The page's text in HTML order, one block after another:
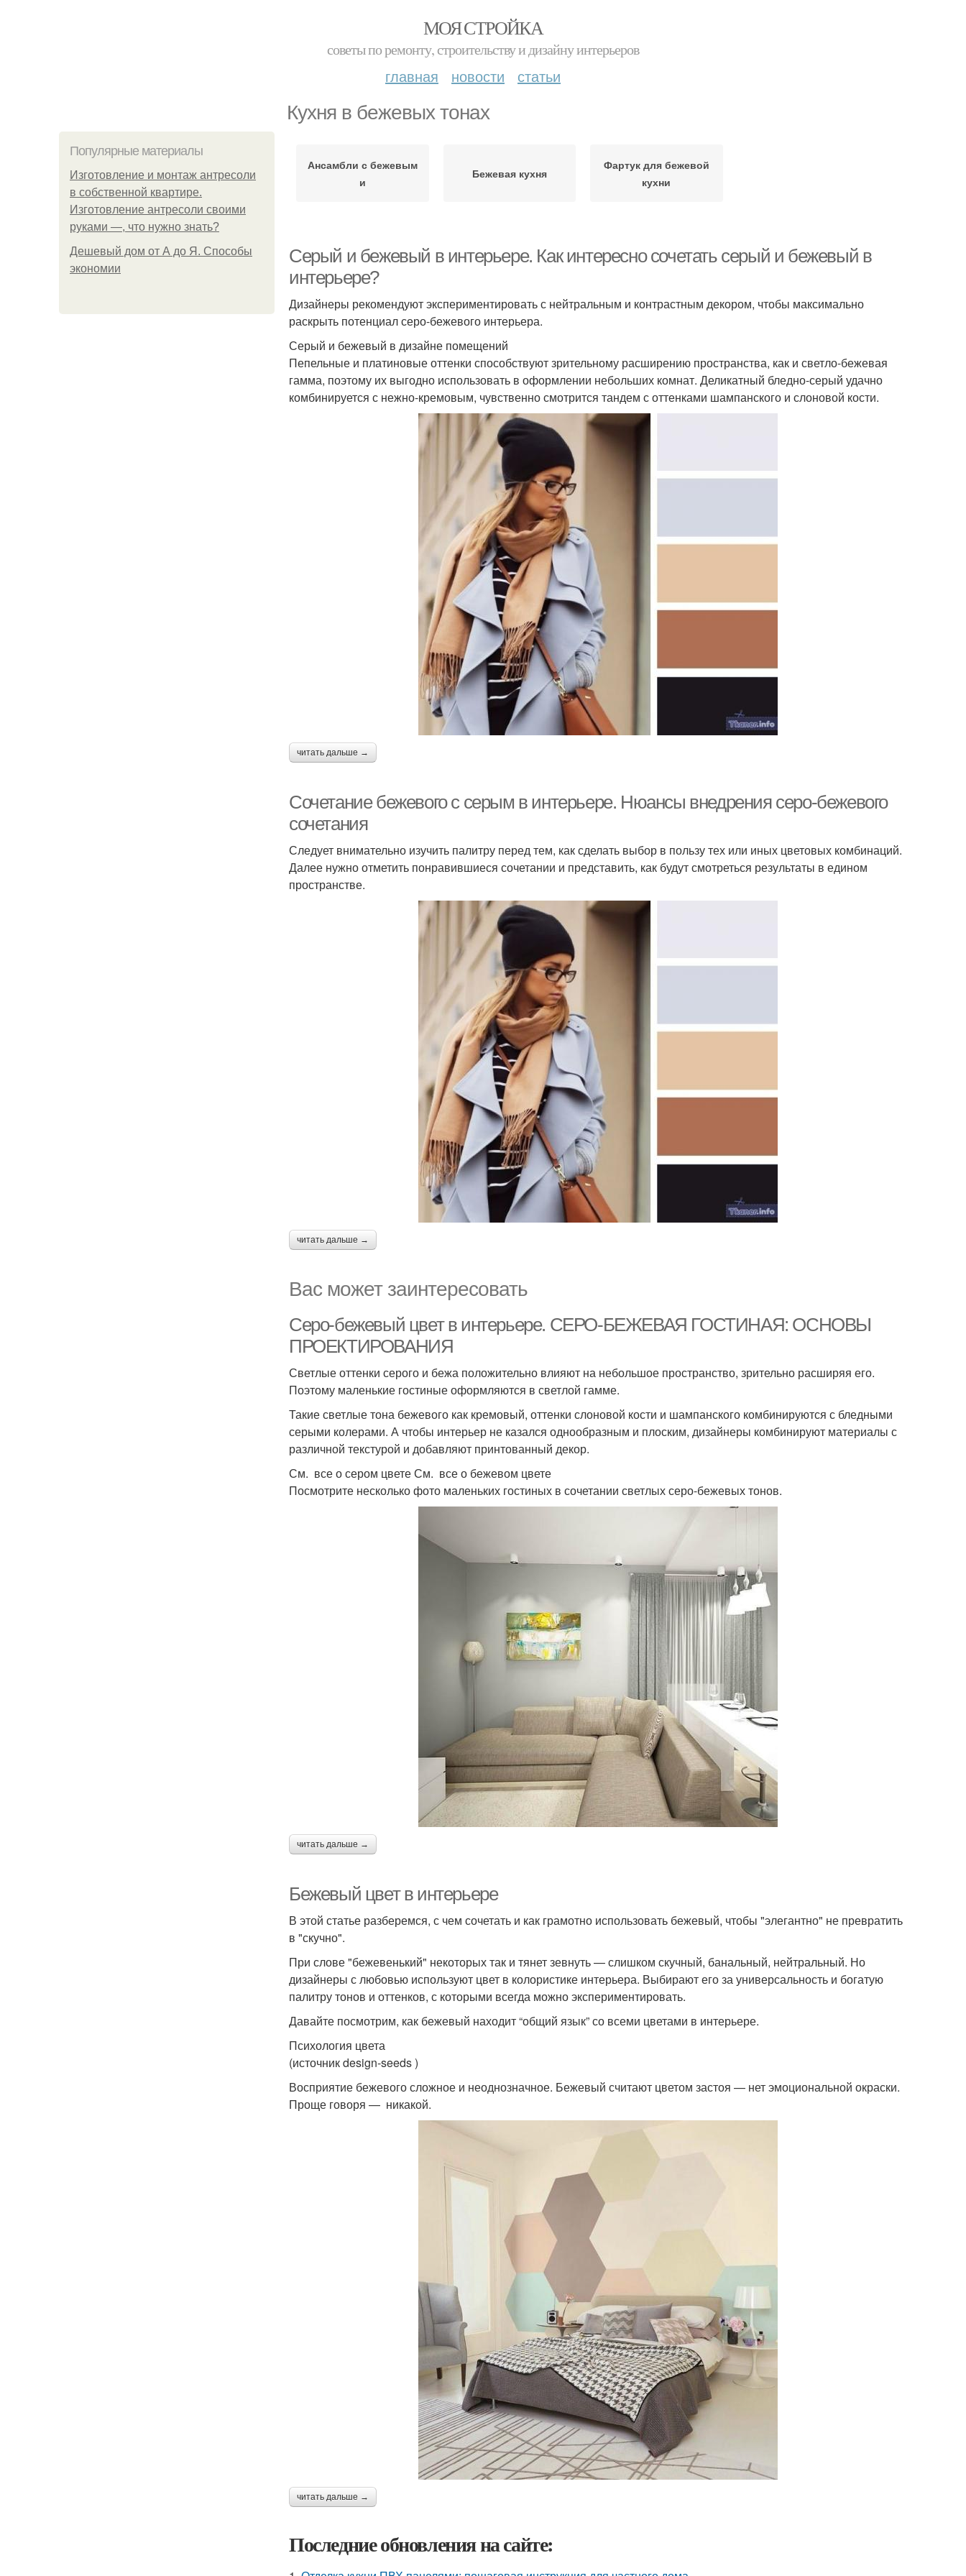
МОЯ СТРОЙКА
советы по ремонту, строительству и дизайну интерьеров
главная новости статьи
Кухня в бежевых тонах
Популярные материалы
Изготовление и монтаж антресоли
в собственной квартире.
Изготовление антресоли своими
руками —, что нужно знать?
Дешевый дом от А до Я. Способы
экономии
Ансамбли с бежевым
и
Бежевая кухня
Фартук для бежевой
кухни
Серый и бежевый в интерьере. Как интересно сочетать серый и бежевый в
интерьере?
Дизайнеры рекомендуют экспериментировать с нейтральным и контрастным декором, чтобы максимально
раскрыть потенциал серо-бежевого интерьера.
Серый и бежевый в дизайне помещений
Пепельные и платиновые оттенки способствуют зрительному расширению пространства, как и светло-бежевая
гамма, поэтому их выгодно использовать в оформлении небольших комнат. Деликатный бледно-серый удачно
комбинируется с нежно-кремовым, чувственно смотрится тандем с оттенками шампанского и слоновой кости.
читать дальше →
Сочетание бежевого с серым в интерьере. Нюансы внедрения серо-бежевого
сочетания
Следует внимательно изучить палитру перед тем, как сделать выбор в пользу тех или иных цветовых комбинаций.
Далее нужно отметить понравившиеся сочетании и представить, как будут смотреться результаты в едином
пространстве.
читать дальше →
Вас может заинтересовать
Серо-бежевый цвет в интерьере. СЕРО-БЕЖЕВАЯ ГОСТИНАЯ: ОСНОВЫ
ПРОЕКТИРОВАНИЯ
Светлые оттенки серого и бежа положительно влияют на небольшое пространство, зрительно расширяя его.
Поэтому маленькие гостиные оформляются в светлой гамме.
Такие светлые тона бежевого как кремовый, оттенки слоновой кости и шампанского комбинируются с бледными
серыми колерами. А чтобы интерьер не казался однообразным и плоским, дизайнеры комбинируют материалы с
различной текстурой и добавляют принтованный декор.
См. все о сером цвете См. все о бежевом цвете
Посмотрите несколько фото маленьких гостиных в сочетании светлых серо-бежевых тонов.
читать дальше →
Бежевый цвет в интерьере
В этой статье разберемся, с чем сочетать и как грамотно использовать бежевый, чтобы "элегантно" не превратить
в "скучно".
При слове "бежевенький" некоторых так и тянет зевнуть — слишком скучный, банальный, нейтральный. Но
дизайнеры с любовью используют цвет в колористике интерьера. Выбирают его за универсальность и богатую
палитру тонов и оттенков, с которыми всегда можно экспериментировать.
Давайте посмотрим, как бежевый находит “общий язык” со всеми цветами в интерьере.
Психология цвета
(источник design-seeds )
Восприятие бежевого сложное и неоднозначное. Бежевый считают цветом застоя — нет эмоциональной окраски.
Проще говоря — никакой.
читать дальше →
Последние обновления на сайте: